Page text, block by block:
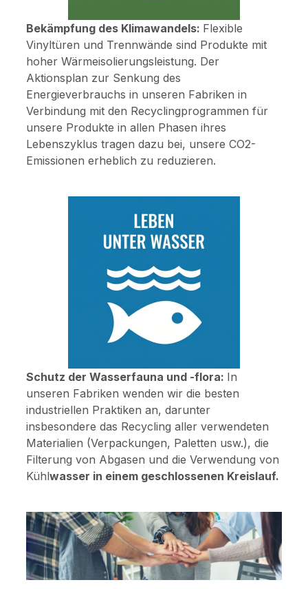
Bekämpfung des Klimawandels: Flexible
Vinyltüren und Trennwände sind Produkte mit
hoher Wärmeisolierungsleistung. Der
Aktionsplan zur Senkung des
Energieverbrauchs in unseren Fabriken in
Verbindung mit den Recyclingprogrammen für
unsere Produkte in allen Phasen ihres
Lebenszyklus tragen dazu bei, unsere CO2-
Emissionen erheblich zu reduzieren.
Schutz der Wasserfauna und -flora: In
unseren Fabriken wenden wir die besten
industriellen Praktiken an, darunter
insbesondere das Recycling aller verwendeten
Materialien (Verpackungen, Paletten usw.), die
Filterung von Abgasen und die Verwendung von
Kühlwasser in einem geschlossenen Kreislauf.